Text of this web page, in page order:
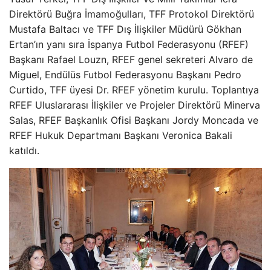
Direktörü Buğra İmamoğulları, TFF Protokol Direktörü
Mustafa Baltacı ve TFF Dış İlişkiler Müdürü Gökhan
Ertan’ın yanı sıra İspanya Futbol Federasyonu (RFEF)
Başkanı Rafael Louzn, RFEF genel sekreteri Alvaro de
Miguel, Endülüs Futbol Federasyonu Başkanı Pedro
Curtido, TFF üyesi Dr. RFEF yönetim kurulu. Toplantıya
RFEF Uluslararası İlişkiler ve Projeler Direktörü Minerva
Salas, RFEF Başkanlık Ofisi Başkanı Jordy Moncada ve
RFEF Hukuk Departmanı Başkanı Veronica Bakali
katıldı.